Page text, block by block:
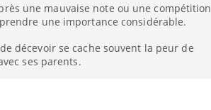
une mauvaise note ou une compétition
une importance considérable.
décevoir se cache souvent la peur de
ses parents.